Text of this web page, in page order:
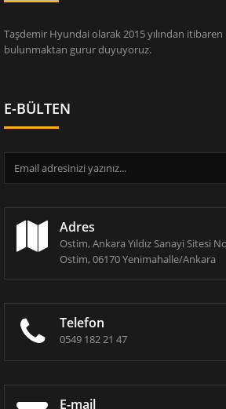
Taşdemir Hyundai olarak 2015 yılından
bulunmaktan gurur duyuyoruz.
E-BÜLTEN
Adres
Ostim, Ankara Yıldız Sanayi Sitesi
Ostim, 06170 Yenimahalle/Ankara
Telefon
0549 182 21 47
E-mail